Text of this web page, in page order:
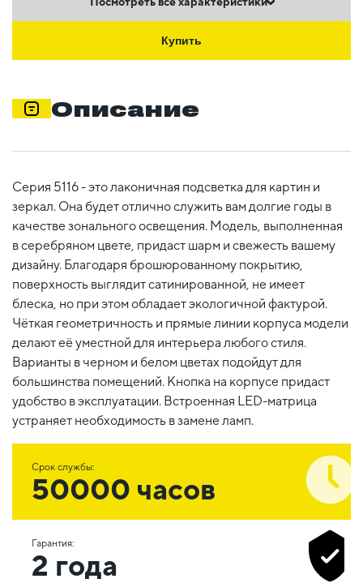
Купить
Описание
Серия 5116 - это лаконичная подсветка для картин и
зеркал. Она будет отлично служить вам долгие годы в
качестве зонального освещения. Модель, выполненная
в серебряном цвете, придаст шарм и свежесть вашему
дизайну. Благодаря брошюрованному покрытию,
поверхность выглядит сатинированной, не имеет
блеска, но при этом обладает экологичной фактурой.
Чёткая геометричность и прямые линии корпуса модели
делают её уместной для интерьера любого стиля.
Варианты в черном и белом цветах подойдут для
большинства помещений. Кнопка на корпусе придаст
удобство в эксплуатации. Встроенная LED-матрица
устраняет необходимость в замене ламп.
Срок службы:
50000 часов
Гарантия:
2 года